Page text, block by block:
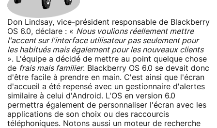
Don Lindsay, vice-président responsable de Blackberry
OS 6.0, déclare : « Nous voulions réellement mettre
l'accent sur l'interface utilisateur pas seulement pour
les habitués mais également pour les nouveaux clients
». L'équipe a décidé de mettre au point quelque chose
de frais mais familier. Blackberry OS 6.0 se devait donc
d'être facile à prendre en main. C'est ainsi que l'écran
d'accueil a été repensé avec un gestionnaire d'alertes
similaire à celui d'Android. L'OS en version 6.0
permettra également de personnaliser l'écran avec les
applications de son choix ou des raccourcis
téléphoniques. Notons aussi un moteur de recherche